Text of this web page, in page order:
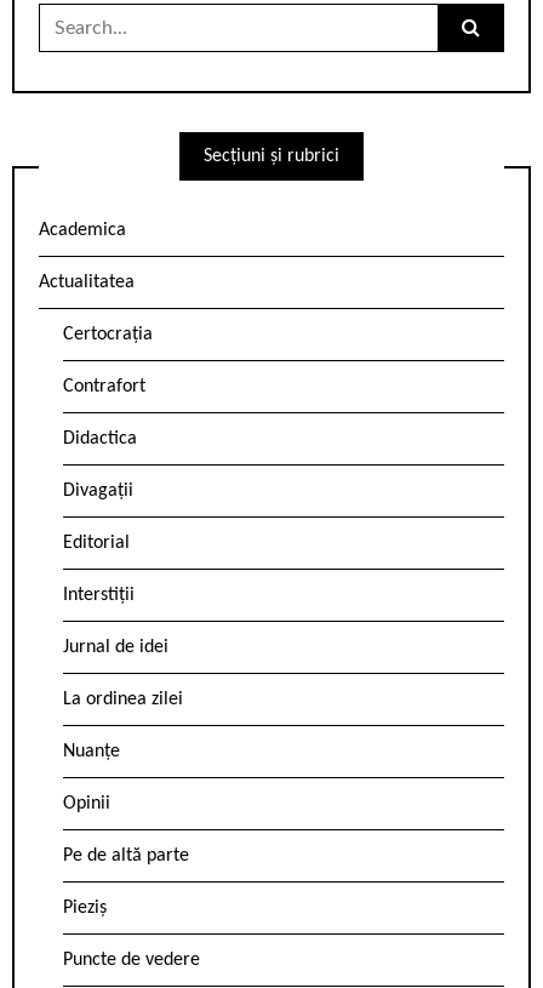
Search
Secțiuni și rubrici
Academica
Actualitatea
Certocrația
Contrafort
Didactica
Divagații
Editorial
Interstiții
Jurnal de idei
La ordinea zilei
Nuanțe
Opinii
Pe de altă parte
Pieziș
Puncte de vedere